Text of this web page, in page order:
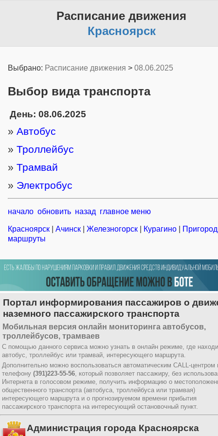
Расписание движения
Красноярск
Выбрано: Расписание движения > 08.06.2025
Выбор вида транспорта
День: 08.06.2025
» Автобус
» Троллейбус
» Трамвай
» Электробус
начало обновить назад главное меню
Красноярск Ачинск Железногорск Курагино
маршруты
Портал информирования пассажиров о
наземного пассажирского транспорта
Мобильная версия онлайн мониторинга автобусов,
троллейбусов, трамваев
С помощью данного сервиса можно узнать в онлайн режиме, где
автобус, троллейбус или трамвай, интересующего маршрута.
Дополнительно можно воспользоваться автоматическим CALL-центром
телефону (391)223-55-56, который позволяет пассажиру, без
Интернета в голосовом режиме, получить информацию о
общественного транспорта (автобуса, троллейбуса или трамвая)
интересующего маршрута и о прогнозируемом времени прибытия
пассажирского транспорта на интересующий остановочный пункт.
Администрация города Красноярска